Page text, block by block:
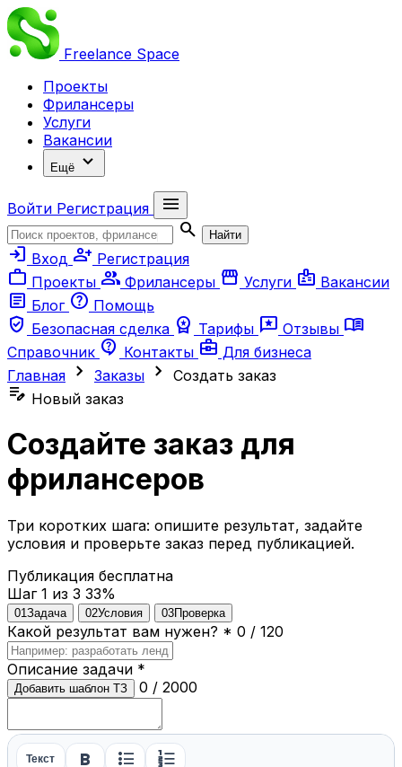
Freelance Space
Проекты
Фрилансеры
Услуги
Вакансии
Ещё expand_more
Войти Регистрация
menu
search
Найти
login Вход person_add Регистрация
work Проекты group Фрилансеры storefront Услуги badge Вакансии
article Блог help Помощь
verified_user Безопасная сделка workspace_premium Тарифы reviews Отзывы menu_book
Справочник contact_support Контакты business_center Для бизнеса
Главная chevron_right Заказы chevron_right Создать заказ
edit_note Новый заказ
Создайте заказ для
фрилансеров
Три коротких шага: опишите результат, задайте
условия и проверьте заказ перед публикацией.
Публикация бесплатна
Шаг 1 из 3 33%
01 Задача 02Условия 03Проверка
Какой результат вам нужен? * 0 / 120
Описание задачи *
Добавить шаблон ТЗ 0 / 2000
Текст format_bold format_list_bulleted format_list_numbered